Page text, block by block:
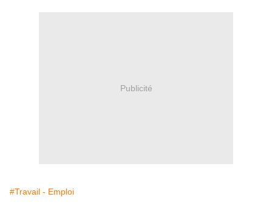
Publicité
#Travail - Emploi